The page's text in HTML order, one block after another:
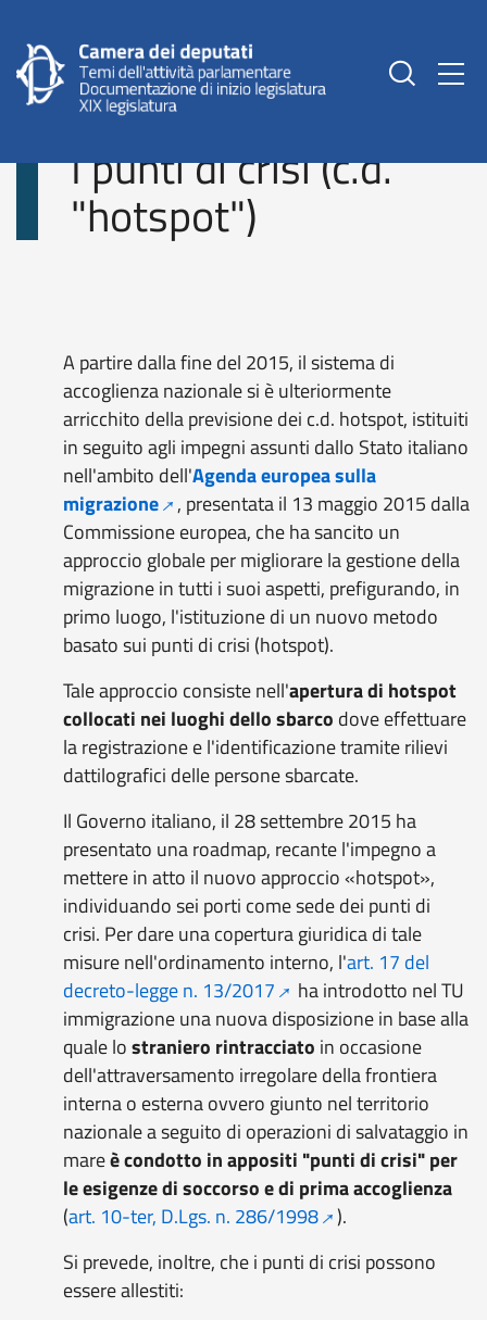
Cittadinanza e immigrazione
I punti di crisi (c.d.
"hotspot")
A partire dalla fine del 2015, il sistema di
accoglienza nazionale si è ulteriormente
arricchito della previsione dei c.d. hotspot, istituiti
in seguito agli impegni assunti dallo Stato italiano
nell'ambito dell'Agenda europea sulla
migrazione
, presentata il 13 maggio 2015 dalla
Commissione europea, che ha sancito un
approccio globale per migliorare la gestione della
migrazione in tutti i suoi aspetti, prefigurando, in
primo luogo, l'istituzione di un nuovo metodo
basato sui punti di crisi (hotspot).
Tale approccio consiste nell'apertura di hotspot
collocati nei luoghi dello sbarco dove effettuare
la registrazione e l'identificazione tramite rilievi
dattilografici delle persone sbarcate.
Il Governo italiano, il 28 settembre 2015 ha
presentato una roadmap, recante l'impegno a
mettere in atto il nuovo approccio «hotspot»,
individuando sei porti come sede dei punti di
crisi. Per dare una copertura giuridica di tale
misure nell'ordinamento interno, l'art. 17 del
decreto-legge n. 13/2017
ha introdotto nel TU
immigrazione una nuova disposizione in base alla
quale lostraniero rintracciato in occasione
dell'attraversamento irregolare della frontiera
interna o esterna ovvero giunto nel territorio
nazionale a seguito di operazioni di salvataggio in
mareè condotto in appositi "punti di crisi"per
le esigenze di soccorso e di prima accoglienza
(art. 10-ter, D.Lgs. n. 286/1998
).
Si prevede, inoltre, che i punti di crisi possono
essere allestiti: